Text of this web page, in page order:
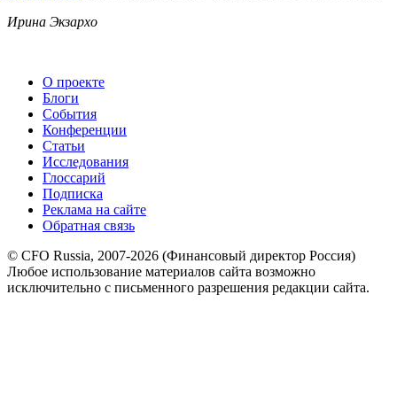
Ирина Экзархо
О проекте
Блоги
События
Конференции
Статьи
Исследования
Глоссарий
Подписка
Реклама на сайте
Обратная связь
© CFO Russia, 2007-2026 (Финансовый директор Россия)
Любое использование материалов сайта возможно
исключительно с письменного разрешения редакции сайта.